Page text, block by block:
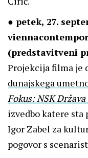
● petek, 27.
(predstavitveni
Projekcija filma je
dunajskega
Fokus: NSK Država
izvedbo katere sta
Igor Zabel za
pogovor s